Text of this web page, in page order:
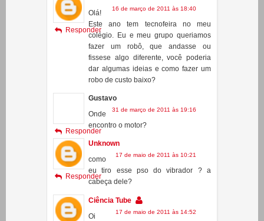
Denise
16 de março de 2011 às 18:40
Olá!
Este ano tem tecnofeira no meu
colégio. Eu e meu grupo queriamos
fazer um robô, que andasse ou
fissese algo diferente, você poderia
dar algumas ideias e como fazer um
robo de custo baixo?
Responder
Gustavo
Onde
encontro o motor?
Responder
Unknown
17 de maio de 2011 às 10:21
como
eu tiro esse pso do vibrador ? a
cabeça dele?
Responder